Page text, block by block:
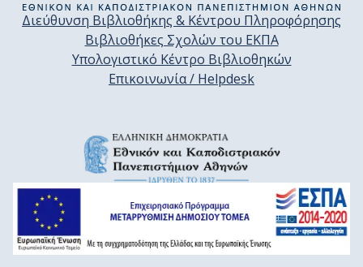
Διεύθυνση Βιβλιοθήκης & Κέντρου Πληροφόρησης
Βιβλιοθήκες Σχολών του ΕΚΠΑ
Υπολογιστικό Κέντρο Βιβλιοθηκών
Επικοινωνία / Helpdesk